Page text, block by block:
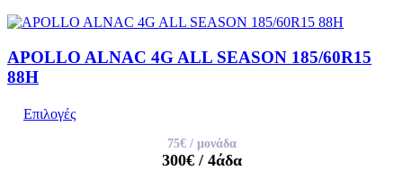
APOLLO ALNAC 4G ALL SEASON 185/60R15
88H
Επιλογές
75€/ μονάδα
300€/ 4άδα